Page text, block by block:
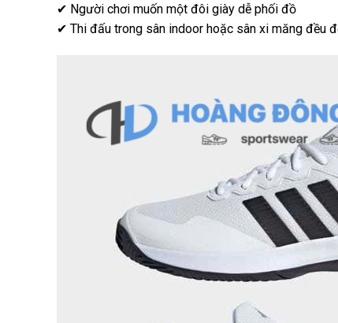
✔ Người chơi muốn một đôi giày dễ phối đồ
✔ Thi đấu trong sân indoor hoặc sân xi măng đều